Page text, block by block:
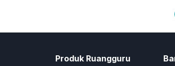
Produk Ruangguru